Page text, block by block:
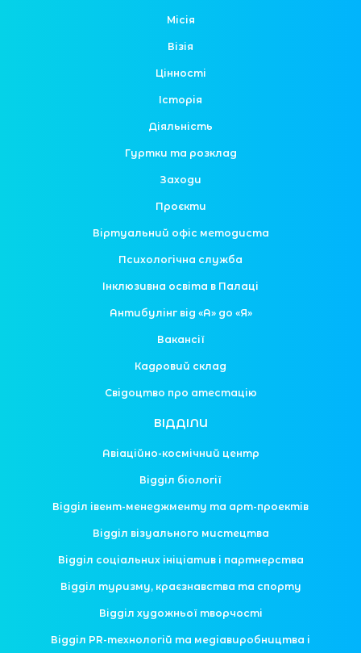
Місія
Візія
Цінності
Історія
Діяльність
Гуртки та розклад
Заходи
Проєкти
Віртуальний офіс методиста
Психологічна служба
Інклюзивна освіта в Палаці
Антибулінг від «А» до «Я»
Вакансії
Кадровий склад
Свідоцтво про атестацію
ВІДДІЛИ
Авіаційно-космічний центр
Відділ біології
Відділ івент-менеджменту та арт-проектів
Відділ візуального мистецтва
Відділ соціальних ініціатив і партнерства
Відділ туризму, краєзнавства та спорту
Відділ художньої творчості
Відділ PR-технологій та медіавиробництва і